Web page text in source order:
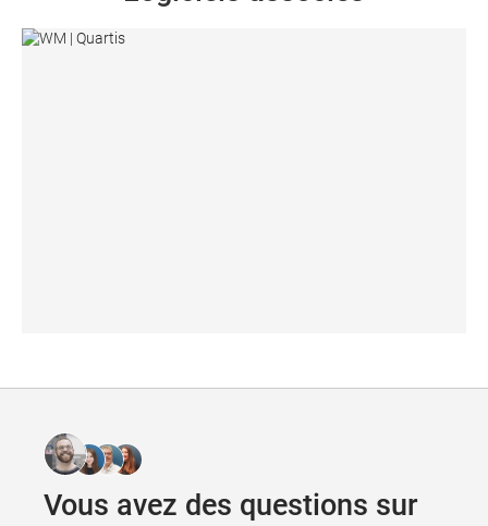
Vous avez des questions sur